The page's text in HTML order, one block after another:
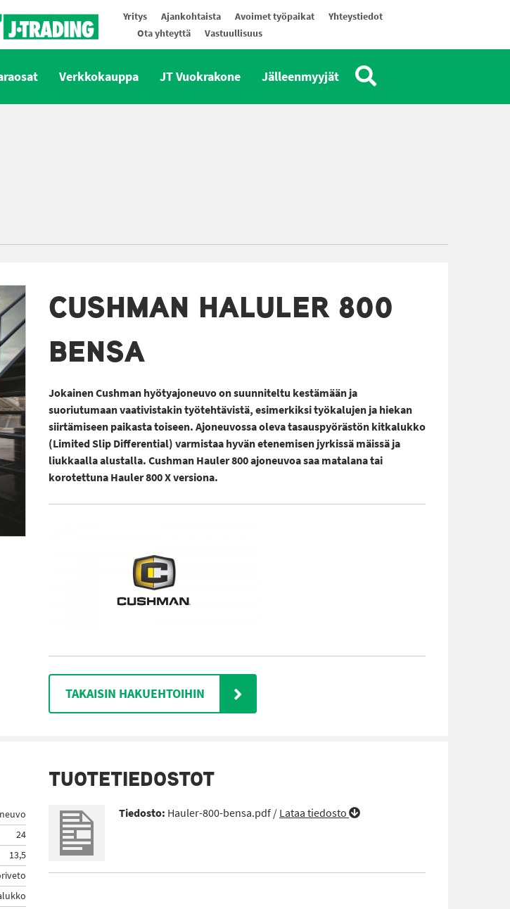
Yritys Ajankohtaista Avoimet työpaikat
Yhteystiedot
Ota yhteyttä
Vastuullisuus
Verkkokauppa JT Vuokrakone Jälleenmyyjät
CUSHMAN HALULER 800
BENSA
Jokainen Cushman hyötyajoneuvo on suunniteltu kestämään ja
suoriutumaan vaativistakin työtehtävistä, esimerkiksi työkalujen ja hiekan
siirtämiseen paikasta toiseen. Ajoneuvossa oleva tasauspyörästön kitkalukko
(Limited Slip Differential) varmistaa hyvän etenemisen jyrkissä mäissä ja
liukkaalla alustalla. Cushman Hauler 800 ajoneuvoa saa matalana tai
korotettuna Hauler 800 X versiona.
TAKAISIN HAKUEHTOIHIN
24
13,5
TUOTETIEDOSTOT
Tiedosto: Hauler-800-bensa.pdf /Lataa tiedosto